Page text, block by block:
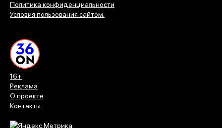
16+
Реклама
О проекте
Контакты
Политика конфиденциальности
Условия пользования сайтом.